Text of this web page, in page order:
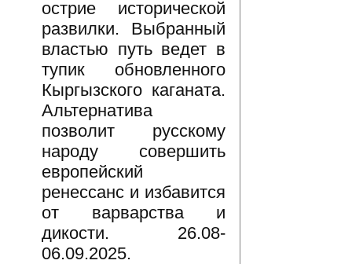
острие исторической
развилки. Выбранный
властью путь ведет в
тупик обновленного
Кыргызского каганата.
Альтернатива
позволит русскому
народу совершить
европейский
ренессанс и избавится
от варварства и
дикости. 26.08-
06.09.2025.